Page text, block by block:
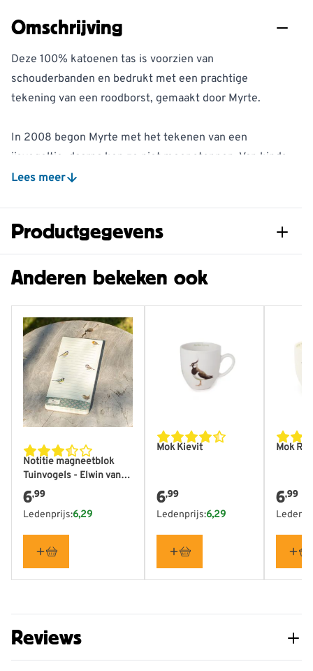
Omschrijving
Deze 100% katoenen tas is voorzien van
schouderbanden en bedrukt met een prachtige
tekening van een roodborst, gemaakt door Myrte.
In 2008 begon Myrte met het tekenen van een
ijsvogeltje, daarna kon ze niet meer stoppen. Van kinds
af aan heeft Myrte een grote liefde voor de natuur en
natuurtekenaar met een herkenbare eigen stijl.
De tas is makkelijk opvouwbaar en dus ideaal om mee
Lees meer
Productgegevens
Artikelnummer 981610119
Merk
Gewicht 0.095 kg
Lengte 40 mm
Hoogte
219 mm
Lees meer
Anderen bekeken ook
Notitie magneetblok
Tuinvogels - Elwin van
der Kolk
6,99
Ledenprijs:6,29
Mok Kievit
6,99
Ledenprijs:6,29
Mok
6,99
Reviews